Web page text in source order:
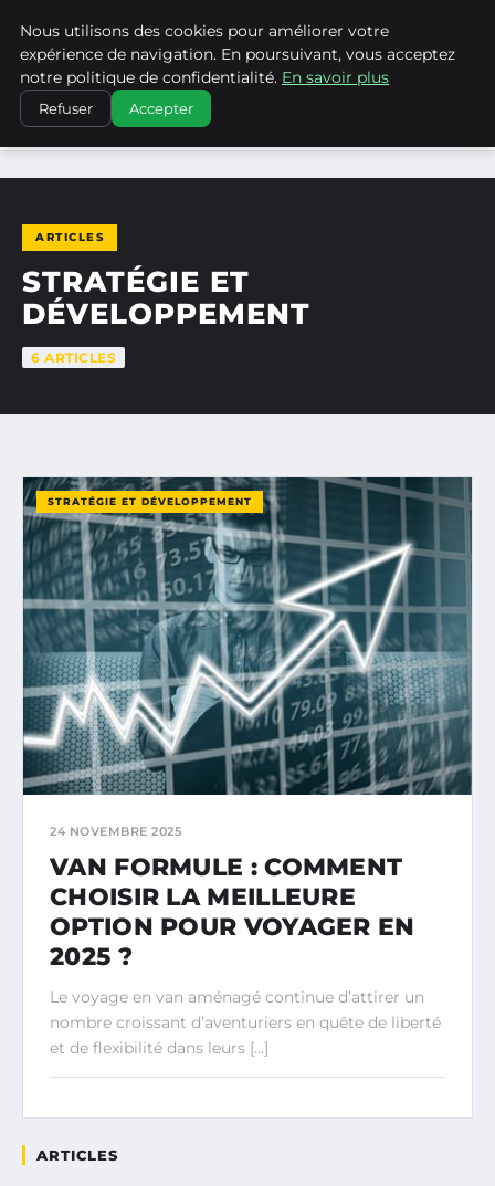
LA VANGUARDIA DEL SUR
ACCUEIL STRATÉGIE ET DÉVELOPPEMENT
ARTICLES
STRATÉGIE ET
DÉVELOPPEMENT
6 ARTICLES
STRATÉGIE ET DÉVELOPPEMENT
24 NOVEMBRE 2025
VAN FORMULE : COMMENT
CHOISIR LA MEILLEURE
OPTION POUR VOYAGER EN
2025 ?
Le voyage en van aménagé continue d’attirer un
nombre croissant d’aventuriers en quête de liberté
et de flexibilité dans leurs […]
ARTICLES
Nous utilisons des cookies pour améliorer votre
expérience de navigation. En poursuivant, vous acceptez
notre politique de confidentialité. En savoir plus
Refuser Accepter